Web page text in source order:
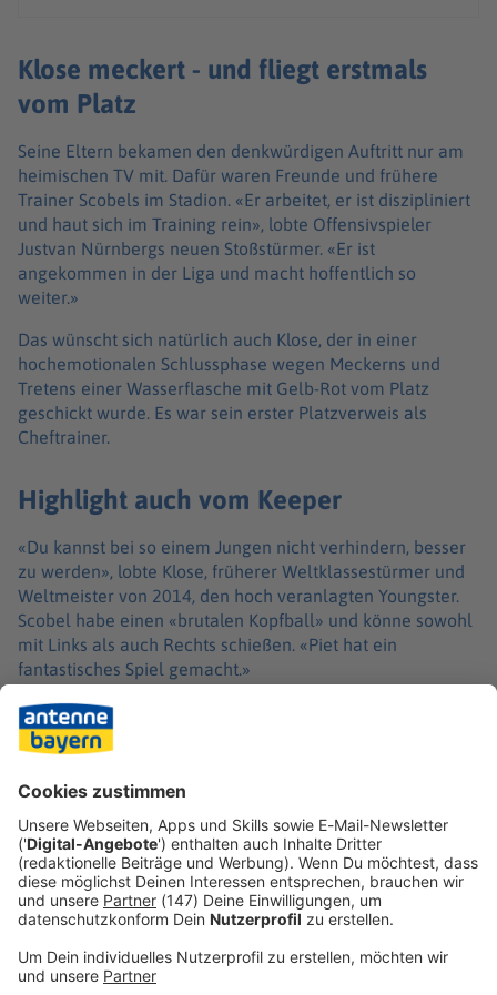
Klose meckert - und fliegt erstmals
vom Platz
Seine Eltern bekamen den denkwürdigen Auftritt nur am
heimischen TV mit. Dafür waren Freunde und frühere
Trainer Scobels im Stadion. «Er arbeitet, er ist diszipliniert
und haut sich im Training rein», lobte Offensivspieler
Justvan Nürnbergs neuen Stoßstürmer. «Er ist
angekommen in der Liga und macht hoffentlich so
weiter.»
Das wünscht sich natürlich auch Klose, der in einer
hochemotionalen Schlussphase wegen Meckerns und
Tretens einer Wasserflasche mit Gelb-Rot vom Platz
geschickt wurde. Es war sein erster Platzverweis als
Cheftrainer.
Highlight auch vom Keeper
«Du kannst bei so einem Jungen nicht verhindern, besser
zu werden», lobte Klose, früherer Weltklassestürmer und
Weltmeister von 2014, den hoch veranlagten Youngster.
Scobel habe einen «brutalen Kopfball» und könne sowohl
mit Links als auch Rechts schießen. «Piet hat ein
fantastisches Spiel gemacht.»
Eine herausragende Aktion hatte auch Nürnbergs
Schlussmann Jan Reichert, der sein Team mit einem
gehaltenen Foulelfmeter von Otto Stange (85.) vor der
möglichen Niederlage bewahrte. Aber dieses rasante